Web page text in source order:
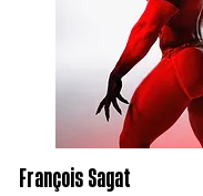
François Sagat